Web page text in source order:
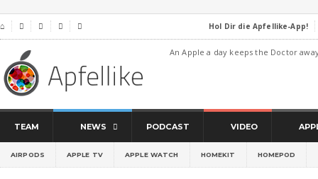
⌂     Hol Dir die Apfellike-App!
An Apple a day keeps the Doctor
TEAM NEWS PODCAST VIDEO
AIRPODS APPLE TV APPLE WATCH HOMEKIT HOMEPOD